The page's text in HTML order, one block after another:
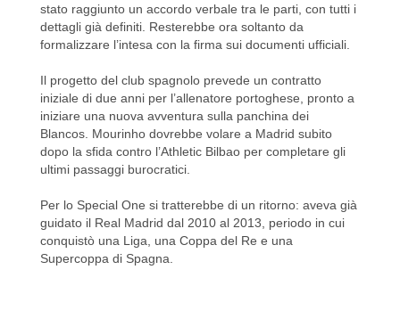
stato raggiunto un accordo verbale tra le parti, con tutti i
dettagli già definiti. Resterebbe ora soltanto da
formalizzare l’intesa con la firma sui documenti ufficiali.
Il progetto del club spagnolo prevede un contratto
iniziale di due anni per l’allenatore portoghese, pronto a
iniziare una nuova avventura sulla panchina dei
Blancos. Mourinho dovrebbe volare a Madrid subito
dopo la sfida contro l’Athletic Bilbao per completare gli
ultimi passaggi burocratici.
Per lo Special One si tratterebbe di un ritorno: aveva già
guidato il Real Madrid dal 2010 al 2013, periodo in cui
conquistò una Liga, una Coppa del Re e una
Supercoppa di Spagna.